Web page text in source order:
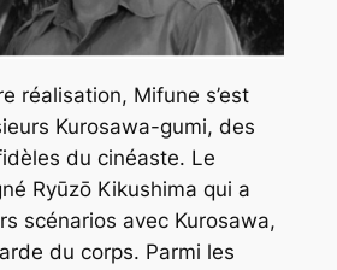
réalisation, Mifune s’est
Kurosawa-gumi, des
du cinéaste. Le
Ryūzō Kikushima qui a
scénarios avec Kurosawa,
du corps. Parmi les